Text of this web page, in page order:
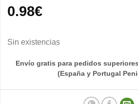
0.98€
Sin existencias
Envío gratis para pedidos
(España y Portugal